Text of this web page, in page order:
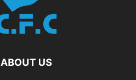
ABOUT US